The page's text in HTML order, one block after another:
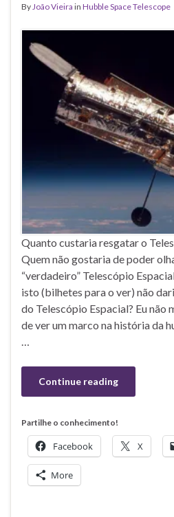
ByJoão Vieira in Hubble Space Telescope
Quanto custaria resgatar o
Quem não gostaria de poder
“verdadeiro” Telescópio
isto (bilhetes para o ver) não
do Telescópio Espacial? Eu não
de ver um marco na história da
…
Continue reading
Partilhe o conhecimento!
Facebook X
More